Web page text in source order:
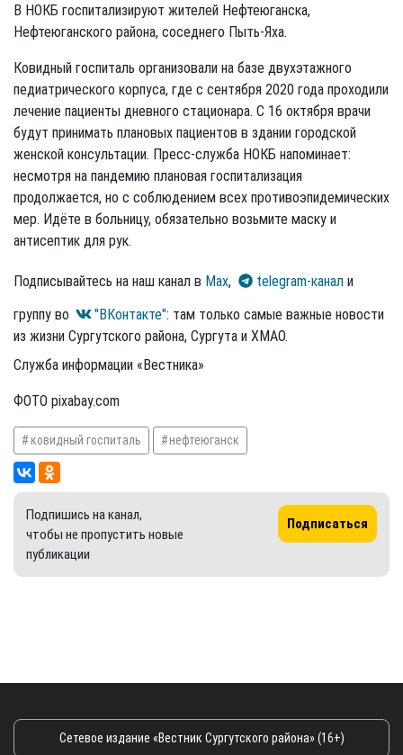
В НОКБ госпитализируют жителей Нефтеюганска,
Нефтеюганского района, соседнего Пыть-Яха.
Ковидный госпиталь организовали на базе двухэтажного
педиатрического корпуса, где с сентября 2020 года проходили
лечение пациенты дневного стационара. С 16 октября врачи
будут принимать плановых пациентов в здании городской
женской консультации. Пресс-служба НОКБ напоминает:
несмотря на пандемию плановая госпитализация
продолжается, но с соблюдением всех противоэпидемических
мер. Идёте в больницу, обязательно возьмите маску и
антисептик для рук.
Подписывайтесь на наш канал в Max, telegram-канал и
группу во
"ВКонтакте": там только самые важные новости
из жизни Сургутского района, Сургута и ХМАО.
Служба информации «Вестника»
ФОТО pixabay.com
ковидный госпиталь нефтеюганск
Подпишись на канал,
чтобы не пропустить новые
публикации
Подписаться
Сетевое издание «Вестник Сургутского района» (16+)